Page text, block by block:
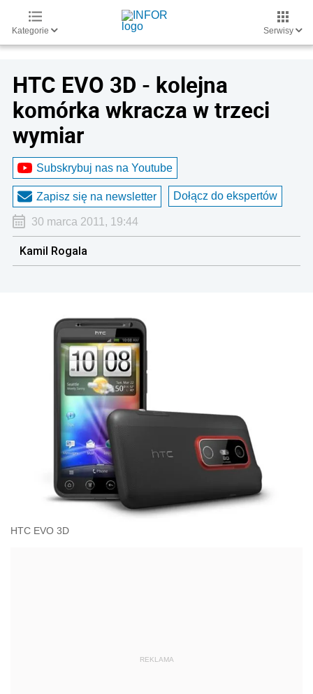
Kategorie Serwisy
HTC EVO 3D - kolejna
komórka wkracza w trzeci
wymiar
Subskrybuj nas na Youtube
Zapisz się na newsletter Dołącz do ekspertów
30 marca 2011, 19:44
Kamil Rogala
HTC EVO 3D